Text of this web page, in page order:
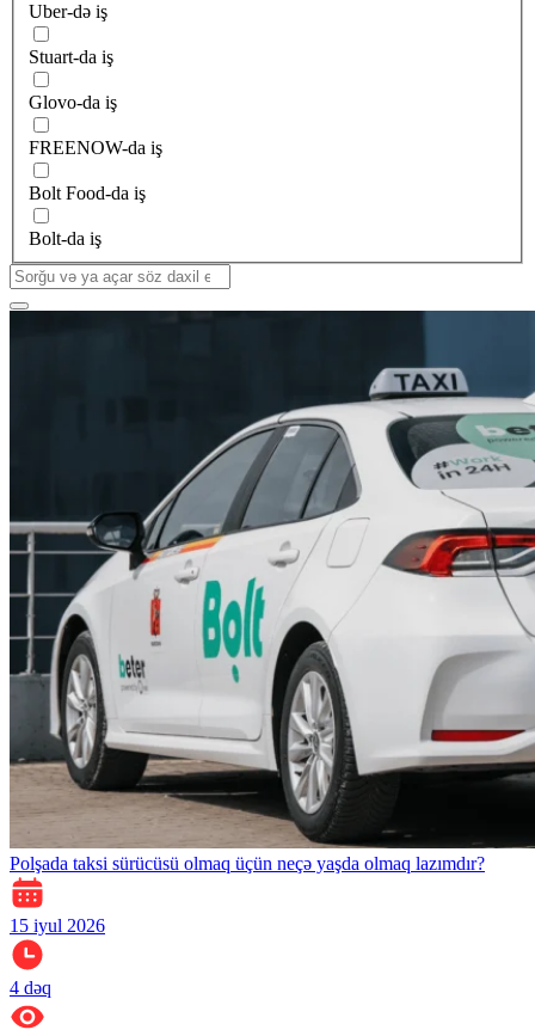
Uber-də iş
Stuart-da iş
Glovo-da iş
FREENOW-da iş
Bolt Food-da iş
Bolt-da iş
Polşada taksi sürücüsü olmaq üçün neçə yaşda olmaq lazımdır?
15 iyul 2026
4 dəq